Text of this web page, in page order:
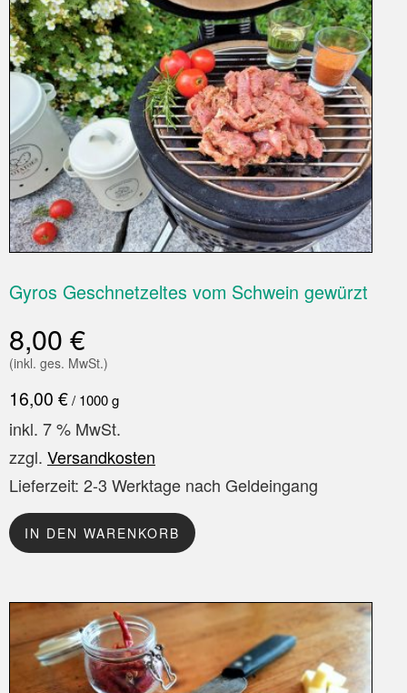
Gyros Geschnetzeltes vom Schwein gewürzt
8,00 €
(inkl. ges. MwSt.)
16,00 €/ 1000g
inkl. 7 % MwSt.
zzgl. Versandkosten
Lieferzeit: 2-3 Werktage nach Geldeingang
IN DEN WARENKORB